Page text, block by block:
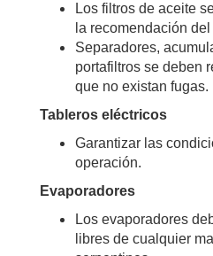
Los filtros de aceite
la recomendación
Separadores,
portafiltros se deben
que no existan fugas.
Tableros eléctricos
Garantizar las
operación.
Evaporadores
Los evaporadores
libres de cualquier